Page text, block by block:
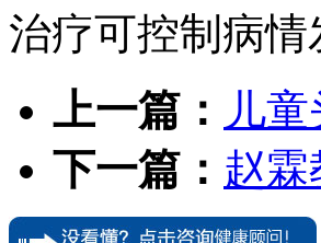
治疗可控制病
上一篇： 儿
下一篇： 赵